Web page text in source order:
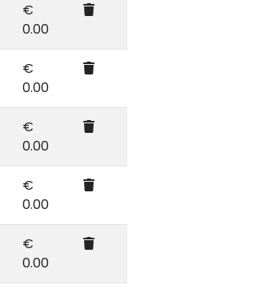
€
0.00
€
0.00
€
0.00
€
0.00
€
0.00